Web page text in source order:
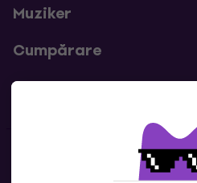
Muziker
Cumpărare
Linkuri utile